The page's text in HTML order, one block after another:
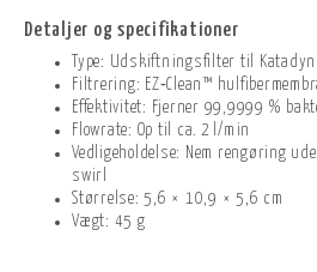
Detaljer og specifikationer
Type: Udskiftningsfilter til Katadyn
Filtrering: EZ‑Clean™
Effektivitet: Fjerner 99,9999 %
Flowrate: Op til ca. 2 l/min
Vedligeholdelse: Nem rengøring
swirl
Størrelse: 5,6 × 10,9 × 5,6 cm
Vægt: 45 g